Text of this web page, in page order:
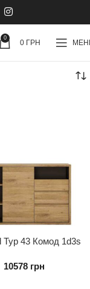
0
0 ГРН
Typ 43 Комод 1d3s
10578 грн